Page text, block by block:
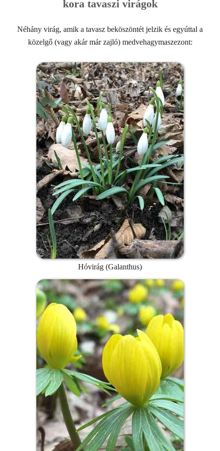
kora tavaszi virágok
Néhány virág, amik a tavasz beköszöntét jelzik és egyúttal a
közelgő (vagy akár már zajló) medvehagymaszezont:
Hóvirág (Galanthus)